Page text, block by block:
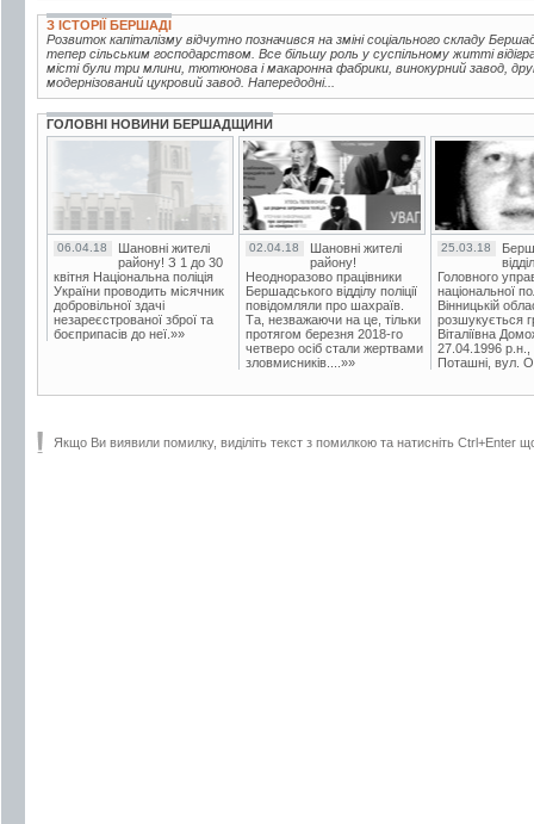
З ІСТОРІЇ БЕРШАДІ
Розвиток капіталізму відчутно позначився на зміні соціального складу
тепер сільським господарством. Все більшу роль у суспільному житті
місті були три млини, тютюнова і макаронна фабрики, винокурний завод,
модернізований цукровий завод. Напередодні...
ГОЛОВНІ НОВИНИ БЕРШАДЩИНИ
06.04.18
Шановні жителі
району! З 1 до 30
квітня Національна поліція
України проводить місячник
добровільної здачі
незареєстрованої зброї та
боєприпасів до неї.»»
02.04.18
Шановні жителі
району!
Неодноразово працівники
Бершадського відділу поліції
повідомляли про шахраїв.
Та, незважаючи на це, тільки
протягом березня 2018-го
четверо осіб стали жертвами
зловмисників....»»
25.03.18
Головного
національної
Вінницькій
розшукується
Віталіївна
27.04.1996 р.н.,
Поташні, вул.
Якщо Ви виявили помилку, виділіть текст з помилкою та натисніть Ctrl+Enter